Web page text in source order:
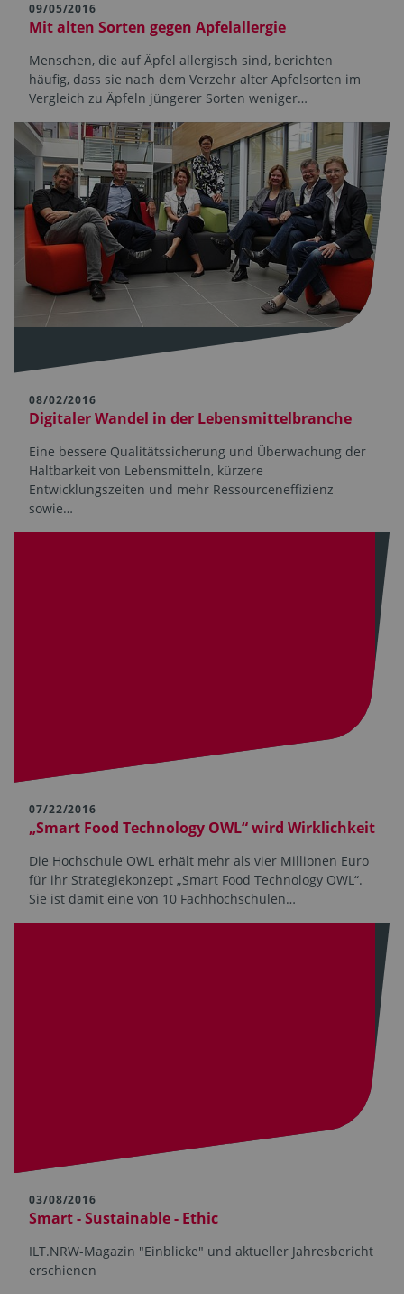
09/05/2016
Mit alten Sorten gegen Apfelallergie
Menschen, die auf Äpfel allergisch sind, berichten
häufig, dass sie nach dem Verzehr alter Apfelsorten im
Vergleich zu Äpfeln jüngerer Sorten weniger…
08/02/2016
Digitaler Wandel in der Lebensmittelbranche
Eine bessere Qualitätssicherung und Überwachung der
Haltbarkeit von Lebensmitteln, kürzere
Entwicklungszeiten und mehr Ressourceneffizienz
sowie…
07/22/2016
„Smart Food Technology OWL“ wird Wirklichkeit
Die Hochschule OWL erhält mehr als vier Millionen Euro
für ihr Strategiekonzept „Smart Food Technology OWL“.
Sie ist damit eine von 10 Fachhochschulen…
03/08/2016
Smart - Sustainable - Ethic
ILT.NRW-Magazin "Einblicke" und aktueller Jahresbericht
erschienen